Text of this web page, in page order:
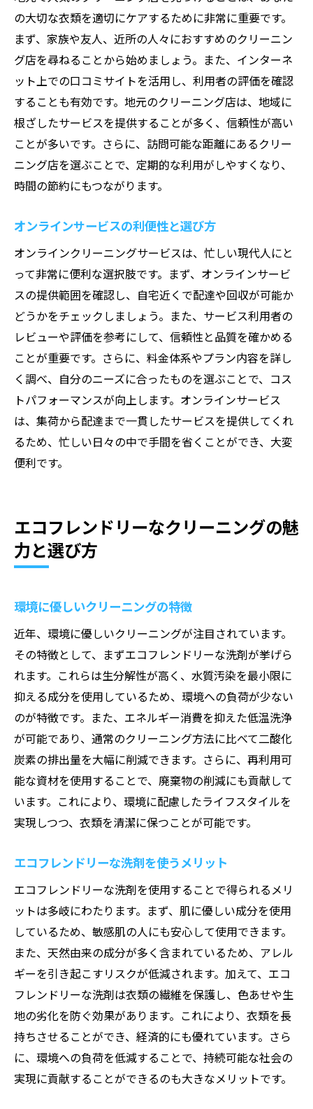
エコを意識した生活とクリーニングの関係
地域密着型クリーニングサービスの魅力
未来を見据えたクリーニングの選び方
の大切な衣類を適切にケアするために非常に重要です。
まず、家族や友人、近所の人々におすすめのクリーニン
グ店を尋ねることから始めましょう。また、インターネ
ット上での口コミサイトを活用し、利用者の評価を確認
することも有効です。地元のクリーニング店は、地域に
根ざしたサービスを提供することが多く、信頼性が高い
ことが多いです。さらに、訪問可能な距離にあるクリー
ニング店を選ぶことで、定期的な利用がしやすくなり、
時間の節約にもつながります。
オンラインサービスの利便性と選び方
オンラインクリーニングサービスは、忙しい現代人にと
って非常に便利な選択肢です。まず、オンラインサービ
スの提供範囲を確認し、自宅近くで配達や回収が可能か
どうかをチェックしましょう。また、サービス利用者の
レビューや評価を参考にして、信頼性と品質を確かめる
ことが重要です。さらに、料金体系やプラン内容を詳し
く調べ、自分のニーズに合ったものを選ぶことで、コス
トパフォーマンスが向上します。オンラインサービス
は、集荷から配達まで一貫したサービスを提供してくれ
るため、忙しい日々の中で手間を省くことができ、大変
便利です。
エコフレンドリーなクリーニングの魅
力と選び方
環境に優しいクリーニングの特徴
近年、環境に優しいクリーニングが注目されています。
その特徴として、まずエコフレンドリーな洗剤が挙げら
れます。これらは生分解性が高く、水質汚染を最小限に
抑える成分を使用しているため、環境への負荷が少ない
のが特徴です。また、エネルギー消費を抑えた低温洗浄
が可能であり、通常のクリーニング方法に比べて二酸化
炭素の排出量を大幅に削減できます。さらに、再利用可
能な資材を使用することで、廃棄物の削減にも貢献して
います。これにより、環境に配慮したライフスタイルを
実現しつつ、衣類を清潔に保つことが可能です。
エコフレンドリーな洗剤を使うメリット
エコフレンドリーな洗剤を使用することで得られるメリ
ットは多岐にわたります。まず、肌に優しい成分を使用
しているため、敏感肌の人にも安心して使用できます。
また、天然由来の成分が多く含まれているため、アレル
ギーを引き起こすリスクが低減されます。加えて、エコ
フレンドリーな洗剤は衣類の繊維を保護し、色あせや生
地の劣化を防ぐ効果があります。これにより、衣類を長
持ちさせることができ、経済的にも優れています。さら
に、環境への負荷を低減することで、持続可能な社会の
実現に貢献することができるのも大きなメリットです。